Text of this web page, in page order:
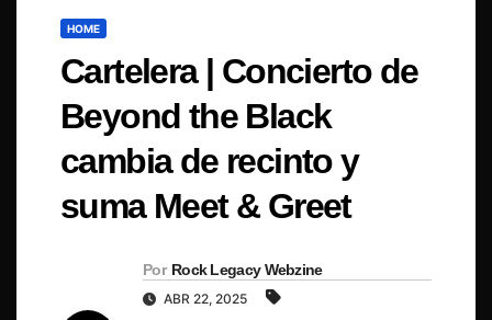
HOME
Cartelera | Concierto de
Beyond the Black
cambia de recinto y
suma Meet & Greet
Por Rock Legacy Webzine
ABR 22, 2025